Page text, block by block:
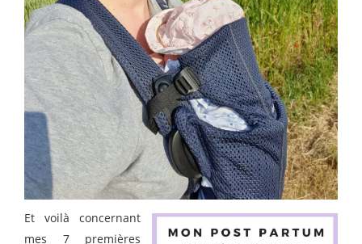
Et voilà concernant
mes 7 premières